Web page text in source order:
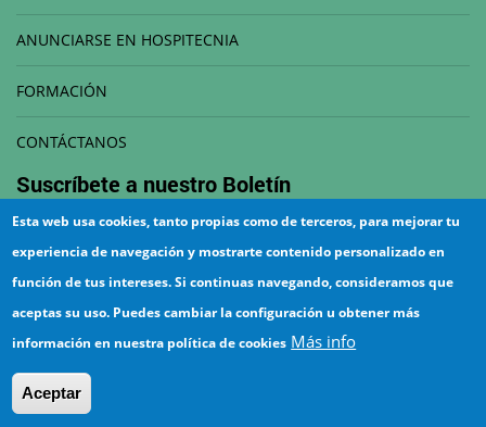
ANUNCIARSE EN HOSPITECNIA
FORMACIÓN
CONTÁCTANOS
Suscríbete a nuestro Boletín
¡Suscríbete!
Esta web usa cookies, tanto propias como de terceros, para mejorar tu
experiencia de navegación y mostrarte contenido personalizado en
función de tus intereses. Si continuas navegando, consideramos que
aceptas su uso. Puedes cambiar la configuración u obtener más
información en nuestra política de cookies Más info
Aceptar